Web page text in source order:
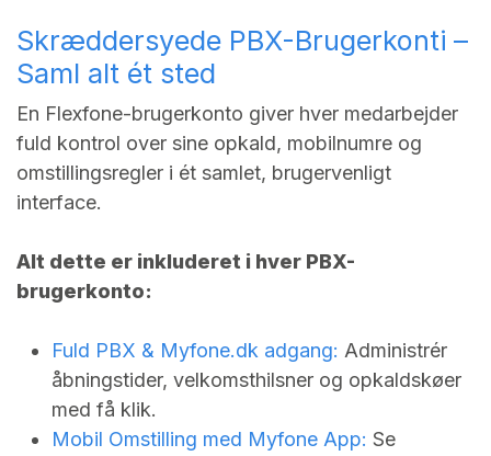
Skræddersyede PBX-Brugerkonti –
Saml alt ét sted
En Flexfone-brugerkonto giver hver medarbejder
fuld kontrol over sine opkald, mobilnumre og
omstillingsregler i ét samlet, brugervenligt
interface.
Alt dette er inkluderet i hver PBX-
brugerkonto:
Fuld PBX & Myfone.dk adgang: Administrér
åbningstider, velkomsthilsner og opkaldskøer
med få klik.
Mobil Omstilling med Myfone App: Se